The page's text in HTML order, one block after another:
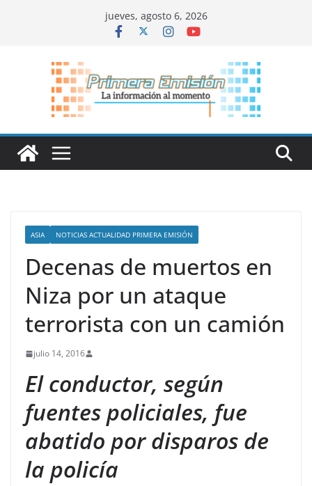
jueves, agosto 6, 2026
ASIA NOTICIAS ACTUALIDAD PRIMERA EMISIÓN
Decenas de muertos en
Niza por un ataque
terrorista con un camión
julio 14, 2016
El conductor, según
fuentes policiales, fue
abatido por disparos de
la policía